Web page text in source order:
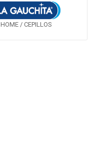
HOME / CEPILLOS